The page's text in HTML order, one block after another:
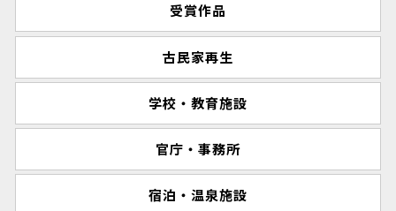
受賞作品
古民家再生
学校・教育施設
官庁・事務所
宿泊・温泉施設